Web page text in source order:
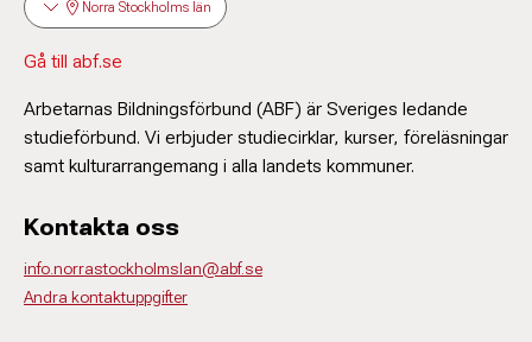
Norra Stockholms län
Gå till abf.se
Arbetarnas Bildningsförbund (ABF) är Sveriges ledande
studieförbund. Vi erbjuder studiecirklar, kurser, föreläsningar
samt kulturarrangemang i alla landets kommuner.
Kontakta oss
info.norrastockholmslan@abf.se
Andra kontaktuppgifter